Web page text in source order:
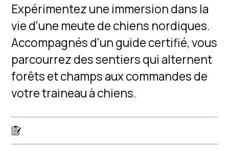
Expérimentez une immersion dans la
vie d'une meute de chiens nordiques.
Accompagnés d'un guide certifié, vous
parcourrez des sentiers qui alternent
forêts et champs aux commandes de
votre traineau à chiens.